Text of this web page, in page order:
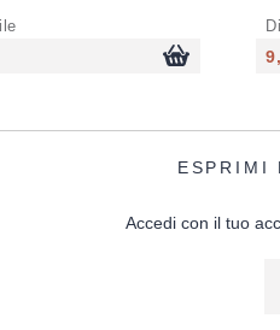
ESPRIMI
Accedi con il tuo